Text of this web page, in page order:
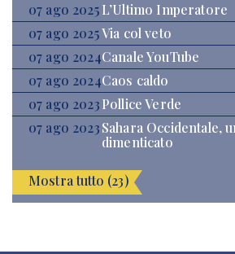
07 ago 2025 L’Ultimo Imperatore
07 ago 2025Via col veto
07 ago 2024Canale YouTube
07 ago 2024Caos caldo
07 ago 2023Pollice Verde
07 ago 2023Sahara Occidentale,
dimenticato
Mostra tutto (23)